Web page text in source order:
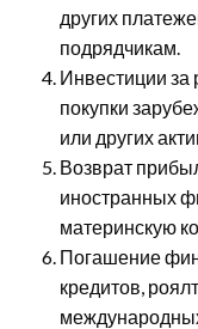
других
подрядчикам.
Инвестиции
покупки
или других
Возврат
иностранных
материнскую
Погашение
кредитов,